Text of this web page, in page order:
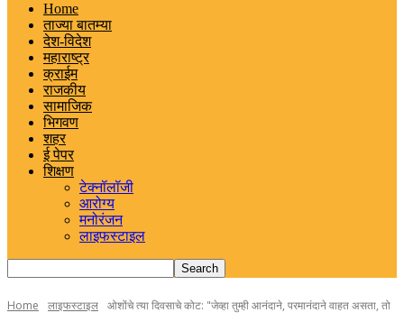
Home
ताज्या बातम्या
देश-विदेश
महाराष्ट्र
क्राईम
राजकीय
सामाजिक
भिगवण
शहर
ई पेपर
शिक्षण
टेक्नॉलॉजी
आरोग्य
मनोरंजन
लाइफस्टाइल
Home लाइफस्टाइल ओशोंचे त्या दिवसाचे कोट: "जेव्हा तुम्ही आनंदाने, परमानंदाने वाहत असता, तो